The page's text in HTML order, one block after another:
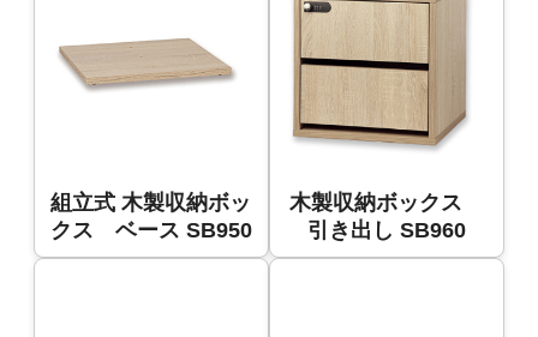
組立式 木製収納ボッ
クス ベース SB950
木製収納ボックス
引き出し SB960